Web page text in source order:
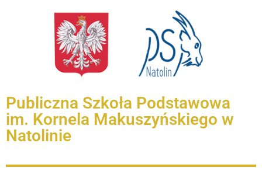
Publiczna Szkoła Podstawowa
im. Kornela Makuszyńskiego w
Natolinie